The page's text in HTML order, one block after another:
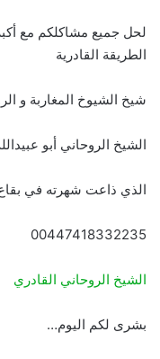
لحل جميع مشاكلكم مع
الطريقة القادرية
شيخ الشيوخ المغاربة و
الشيخ الروحاني أبو
الذي ذاعت شهرته في بقاع
00447418332235
الشيخ الروحاني القادري
بشرى لكم اليوم…